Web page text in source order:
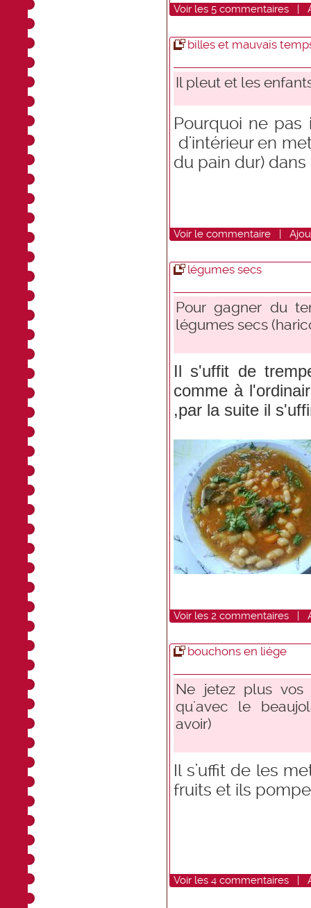
Voir les 5 commentaires |
billes et mauvais
Il pleut et les
Pourquoi ne pas
d'intérieur en
du pain dur)
Voir le commentaire |
légumes secs
Pour gagner du
légumes secs
Il s'uffit de
comme à
,par la suite il
Voir les 2 commentaires |
bouchons en liége
Ne jetez plus vos
qu'avec le
avoir)
Il s'uffit de les
fruits et ils
Voir les 4 commentaires |